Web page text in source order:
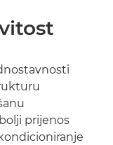
prijenos